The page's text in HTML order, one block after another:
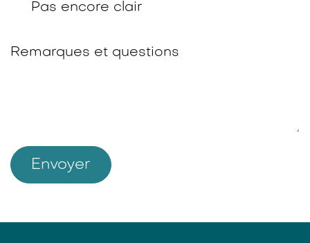
Pas encore clair
Remarques et questions
Envoyer